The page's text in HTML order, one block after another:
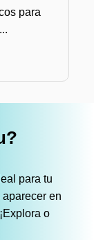
para
para tu
en
o